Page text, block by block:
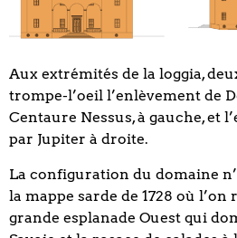
Aux extrémités de la loggia,
trompe-l’oeil l’enlèvement de
Centaure Nessus, à gauche, et
par Jupiter à droite.
La configuration du domaine
la mappe sarde de 1728 où
grande esplanade Ouest qui